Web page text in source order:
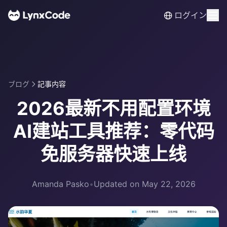
ログイン
ブログ 記事内容
2026最新不用配置环境
AI建站工具推荐：零代码
免服务器快速上线
Amanda Pasko•Updated on May 22, 2026